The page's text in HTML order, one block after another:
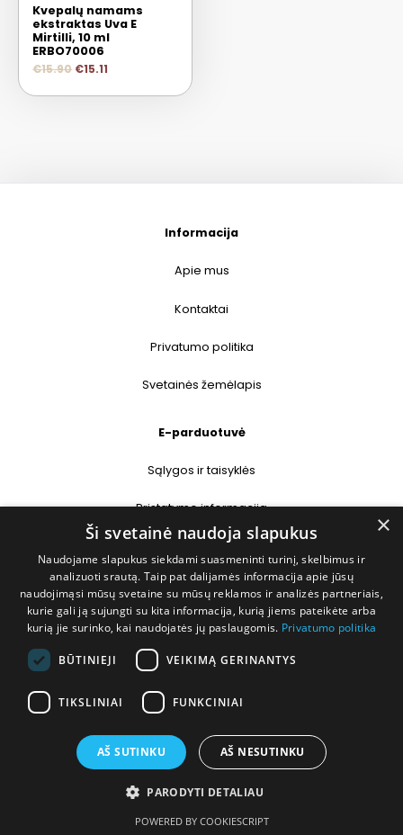
Kvepalų namams
ekstraktas Uva E
Mirtilli, 10 ml
ERBO70006
€15.90 €15.11
Informacija
Apie mus
Kontaktai
Privatumo politika
Svetainės žemėlapis
E-parduotuvė
Sąlygos ir taisyklės
Pristatymo informacija
Prekių grąžinimas
Kontaktai
+370 677 31358
info@deshop.lt
Megėjų g. 5A, Žukiškių k., Trakų r.
Visos teisės saugomos © 2026 DEshop.lt
×
Ši svetainė naudoja slapukus
Naudojame slapukus siekdami suasmeninti turinį, skelbimus ir
analizuoti srautą. Taip pat dalijamės informacija apie jūsų
naudojimąsi mūsų svetaine su mūsų reklamos ir analizės partneriais,
kurie gali ją sujungti su kita informacija, kurią jiems pateikėte arba
kurią jie surinko, kai naudojatės jų paslaugomis. Privatumo politika
BŪTINIEJI VEIKIMĄ GERINANTYS
TIKSLINIAI FUNKCINIAI
AŠ SUTINKU AŠ NESUTINKU
PARODYTI DETALIAU
POWERED BY COOKIESCRIPT